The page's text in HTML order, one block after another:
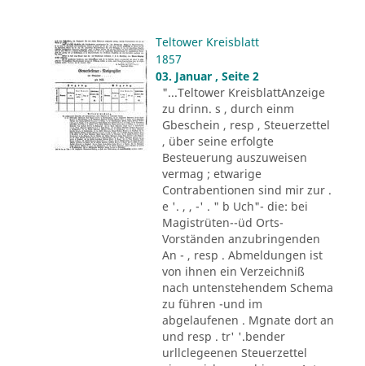
Teltower Kreisblatt
1857
03. Januar , Seite 2
"...Teltower KreisblattAnzeige
zu drinn. s , durch einm
Gbeschein , resp , Steuerzettel
, über seine erfolgte
Besteuerung auszuweisen
vermag ; etwarige
Contrabentionen sind mir zur .
e '. , , -' . " b Uch"- die: bei
Magistrüten--üd Orts-
Vorständen anzubringenden
An - , resp . Abmeldungen ist
von ihnen ein Verzeichniß
nach untenstehendem Schema
zu führen -und im
abgelaufenen . Mgnate dort an
und resp . tr' '.bender
urllclegeenen Steuerzettel